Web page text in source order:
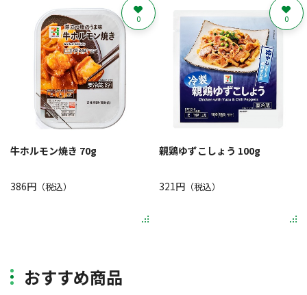
牛ホルモン焼き 70g
386円 （税込）
0
親鶏ゆずこしょう 100g
321円（税込）
0
おすすめ商品